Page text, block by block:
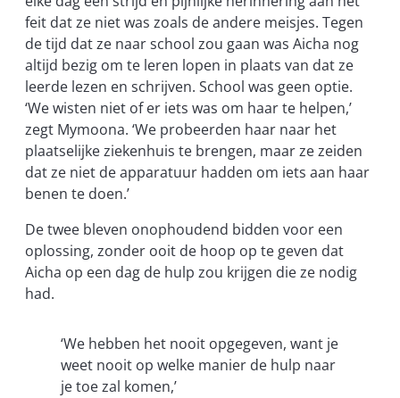
feit dat ze niet was zoals de andere meisjes. Tegen
de tijd dat ze naar school zou gaan was Aicha nog
altijd bezig om te leren lopen in plaats van dat ze
leerde lezen en schrijven. School was geen optie.
‘We wisten niet of er iets was om haar te helpen,’
zegt Mymoona. ‘We probeerden haar naar het
plaatselijke ziekenhuis te brengen, maar ze zeiden
dat ze niet de apparatuur hadden om iets aan haar
benen te doen.’
De twee bleven onophoudend bidden voor een
oplossing, zonder ooit de hoop op te geven dat
Aicha op een dag de hulp zou krijgen die ze nodig
had.
‘We hebben het nooit opgegeven, want je
weet nooit op welke manier de hulp naar
je toe zal komen,’